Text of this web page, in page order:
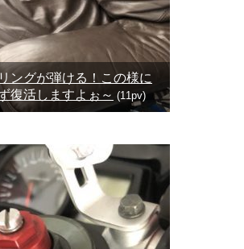
ングが弾ける！この様に
復活しますよぉ～ (11pv)